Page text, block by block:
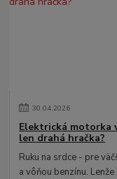
30.04.2026
Elektrická motorka
len drahá hračka?
Ruku na srdce - pre
a vôňou benzínu.